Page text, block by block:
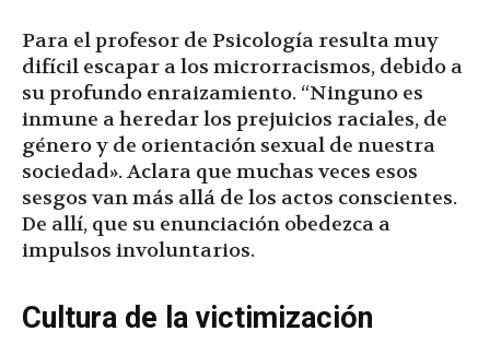
Para el profesor de Psicología resulta muy
difícil escapar a los microrracismos, debido a
su profundo enraizamiento. “Ninguno es
inmune a heredar los prejuicios raciales, de
género y de orientación sexual de nuestra
sociedad». Aclara que muchas veces esos
sesgos van más allá de los actos conscientes.
De allí, que su enunciación obedezca a
impulsos involuntarios.
Cultura de la victimización